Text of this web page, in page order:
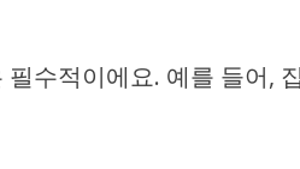
수적이에요. 예를 들어,